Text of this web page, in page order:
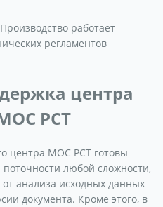
работает
регламентов
центра
РСТ
центра МОС РСТ готовы
любой сложности,
анализа исходных данных
документа. Кроме этого, в